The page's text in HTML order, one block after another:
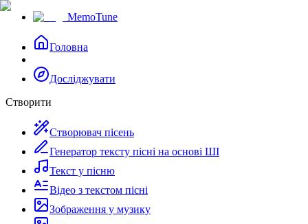
MemoTune
Головна
Досліджувати
Створити
Створювач пісень
Генератор тексту пісні на основі ШІ
Текст у пісню
Відео з текстом пісні
Зображення у музику